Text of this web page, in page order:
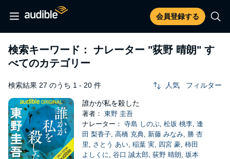
会員登録する
検索キーワード： ナレーター "荻野 晴朗" す
べてのカテゴリー
検索結果 27 のうち 1 - 20 件 人気 フィルター
誰かが私を殺した
著者： 東野 圭吾
ナレーター： 寺島 しのぶ, 松坂 桃李, 逢
田 梨香子, 高橋 克典, 新藤 みなみ, 勝 杏
里, さとう あい, 稲葉 実, 四宮 豪, 柿田
よしくに, 谷口 誠太郎, 荻野 晴朗, 坂本